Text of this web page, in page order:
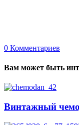
0 Комментариев
Вам может быть
Винтажный